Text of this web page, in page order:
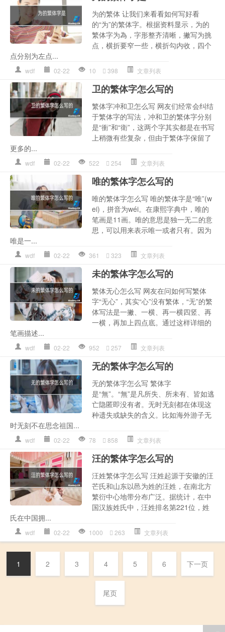
为的繁体 让我们来看看如何写好看
的“为”的繁体字。根据资料显示，为的
繁体字为為，字形整齐清晰，撇写为挑
点，横折要窄一些，横折勾内收，四个
点分别为左点...
wdf 02-22 10 398 文章列表
卫的繁体字怎么写的
繁体字冲和卫怎么写 网友们经常会纠结
于繁体字的写法，冲和卫的繁体字分别
是“衝”和“衛”，这两个字其实都是在书写
上稍微有些复杂，但由于繁体字保留了
更多的...
wdf 02-22 522 254 文章列表
唯的繁体字怎么写的
唯的繁体字怎么写 唯的繁体字是“唯”(w
ei)，拼音为wéi。在康熙字典中，唯的
笔画是11画。唯的意思是独一无二的意
思，可以用来表示唯一或者只有。因为
唯是一...
wdf 02-22 361 323 文章列表
未的繁体字怎么写的
繁体无心怎么写 网友在问如何写繁体
字“无心”，其实“心”没有繁体，“无”的繁
体写法是一撇、一横、再一横四竖、再
一横，再加上四点底。通过这样详细的
笔画描述...
wdf 02-22 952 257 文章列表
无的繁体字怎么写的
无的繁体字怎么写 繁体字
是“無”。“無”是凡所失、所未有、皆如逃
亡隐匿即没有者。无时无刻都在体现这
种遗失或缺失的含义。比如海外游子无
时无刻不在思念祖国...
wdf 02-22 78 858 文章列表
汪的繁体字怎么写的
汪姓繁体字怎么写 汪姓起源于安徽的汪
芒氏和山东以邑为姓的汪姓，在南北方
繁衍中心地带分布广泛。据统计，在中
国汉族姓氏中，汪姓排名第221位，姓
氏在中国拥...
wdf 02-22 1000 263 文章列表
1 2 3 4 5 6 下一页
尾页